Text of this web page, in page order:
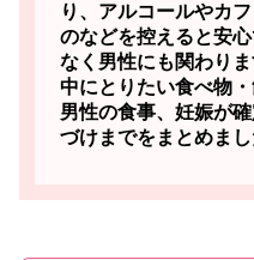
り、アルコールやカ
のなどを控えると安
なく男性にも関わり
中にとりたい食べ物
男性の食事、妊娠が
づけまでをまとめまし